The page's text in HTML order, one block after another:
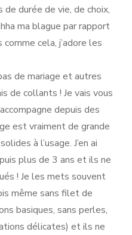
durée de vie, de choix,
ma blague par rapport
cela, j’adore les
de mariage et autres
de collants ! Je vais vous
depuis des
est vraiment de grande
à l’usage. J’en ai
plus de 3 ans et ils ne
! Je les mets souvent
même sans filet de
basiques, sans perles,
délicates) et ils ne